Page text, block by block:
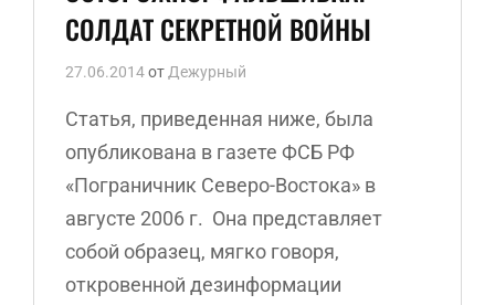
СОЛДАТ СЕКРЕТНОЙ ВОЙНЫ
27.06.2014отДежурный
Статья, приведенная ниже, была
опубликована в газете ФСБ РФ
«Пограничник Северо-Востока» в
августе 2006 г. Она представляет
собой образец, мягко говоря,
откровенной дезинформации